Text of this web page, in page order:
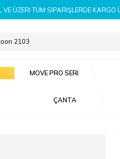
MOVE PRO SERI
ÇANTA